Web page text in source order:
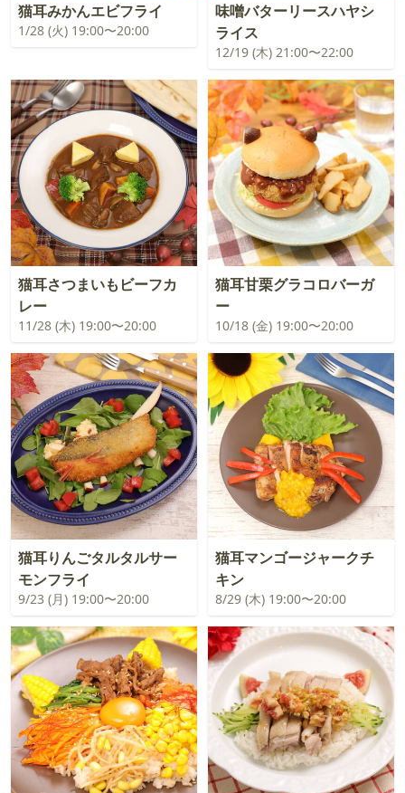
猫耳みかんエビフライ
1/28 (火) 19:00〜20:00
味噌バターリースハヤシ
ライス
12/19 (木) 21:00〜22:00
猫耳さつまいもビーフカ
レー
11/28 (木) 19:00〜20:00
猫耳甘栗グラコロバーガ
ー
10/18 (金) 19:00〜20:00
猫耳りんごタルタルサー
モンフライ
9/23 (月) 19:00〜20:00
猫耳マンゴージャークチ
キン
8/29 (木) 19:00〜20:00